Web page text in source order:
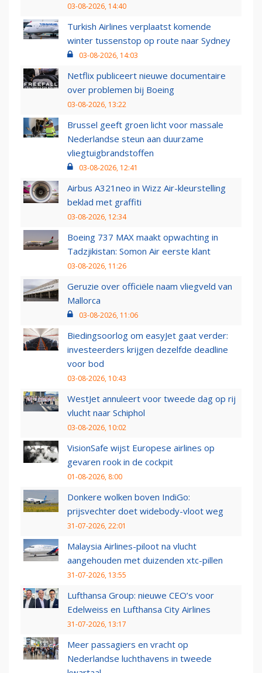
03-08-2026, 14:40
Turkish Airlines verplaatst komende
winter tussenstop op route naar Sydney
03-08-2026, 14:03
Netflix publiceert nieuwe documentaire
over problemen bij Boeing
03-08-2026, 13:22
Brussel geeft groen licht voor massale
Nederlandse steun aan duurzame
vliegtuigbrandstoffen
03-08-2026, 12:41
Airbus A321neo in Wizz Air-kleurstelling
beklad met graffiti
03-08-2026, 12:34
Boeing 737 MAX maakt opwachting in
Tadzjikistan: Somon Air eerste klant
03-08-2026, 11:26
Geruzie over officiële naam vliegveld van
Mallorca
03-08-2026, 11:06
Biedingsoorlog om easyJet gaat verder:
investeerders krijgen dezelfde deadline
voor bod
03-08-2026, 10:43
WestJet annuleert voor tweede dag op rij
vlucht naar Schiphol
03-08-2026, 10:02
VisionSafe wijst Europese airlines op
gevaren rook in de cockpit
01-08-2026, 8:00
Donkere wolken boven IndiGo:
prijsvechter doet widebody-vloot weg
31-07-2026, 22:01
Malaysia Airlines-piloot na vlucht
aangehouden met duizenden xtc-pillen
31-07-2026, 13:55
Lufthansa Group: nieuwe CEO’s voor
Edelweiss en Lufthansa City Airlines
31-07-2026, 13:17
Meer passagiers en vracht op
Nederlandse luchthavens in tweede